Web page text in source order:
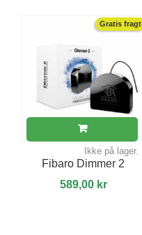
Gratis fragt
Ikke på lager.
Fibaro Dimmer 2
589,00 kr